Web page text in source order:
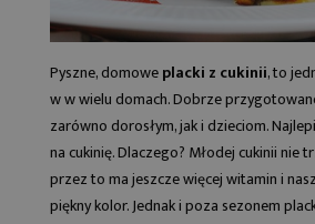
Pyszne, domoweplacki z cukinii, to
w w wielu domach. Dobrze
zarówno dorosłym, jak i dzieciom.
na cukinię. Dlaczego? Młodej cukinii nie
przez to ma jeszcze więcej witamin i
piękny kolor. Jednak i poza sezonem